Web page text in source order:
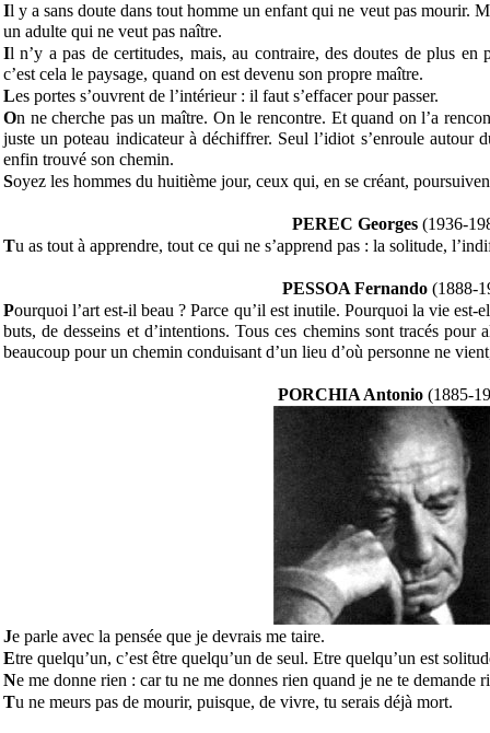
Il y a sans doute dans tout homme un enfant qui ne veut pas mourir.
un adulte qui ne veut pas naître.
Il n’y a pas de certitudes, mais, au contraire, des doutes de plus en
c’est cela le paysage, quand on est devenu son propre maître.
Les portes s’ouvrent de l’intérieur : il faut s’effacer pour passer.
On ne cherche pas un maître. On le rencontre. Et quand on l’a
juste un poteau indicateur à déchiffrer. Seul l’idiot s’enroule autour
enfin trouvé son chemin.
Soyez les hommes du huitième jour, ceux qui, en se créant,
PEREC Georges (1936-
Tu as tout à apprendre, tout ce qui ne s’apprend pas : la solitude,
PESSOA Fernando (1888-
Pourquoi l’art est-il beau ? Parce qu’il est inutile. Pourquoi la vie est-
buts, de desseins et d’intentions. Tous ces chemins sont tracés pour
beaucoup pour un chemin conduisant d’un lieu d’où personne ne
PORCHIA Antonio (1885-
Je parle avec la pensée que je devrais me taire.
Etre quelqu’un, c’est être quelqu’un de seul. Etre quelqu’un est
Ne me donne rien : car tu ne me donnes rien quand je ne te demande
Tu ne meurs pas de mourir, puisque, de vivre, tu serais déjà mort.